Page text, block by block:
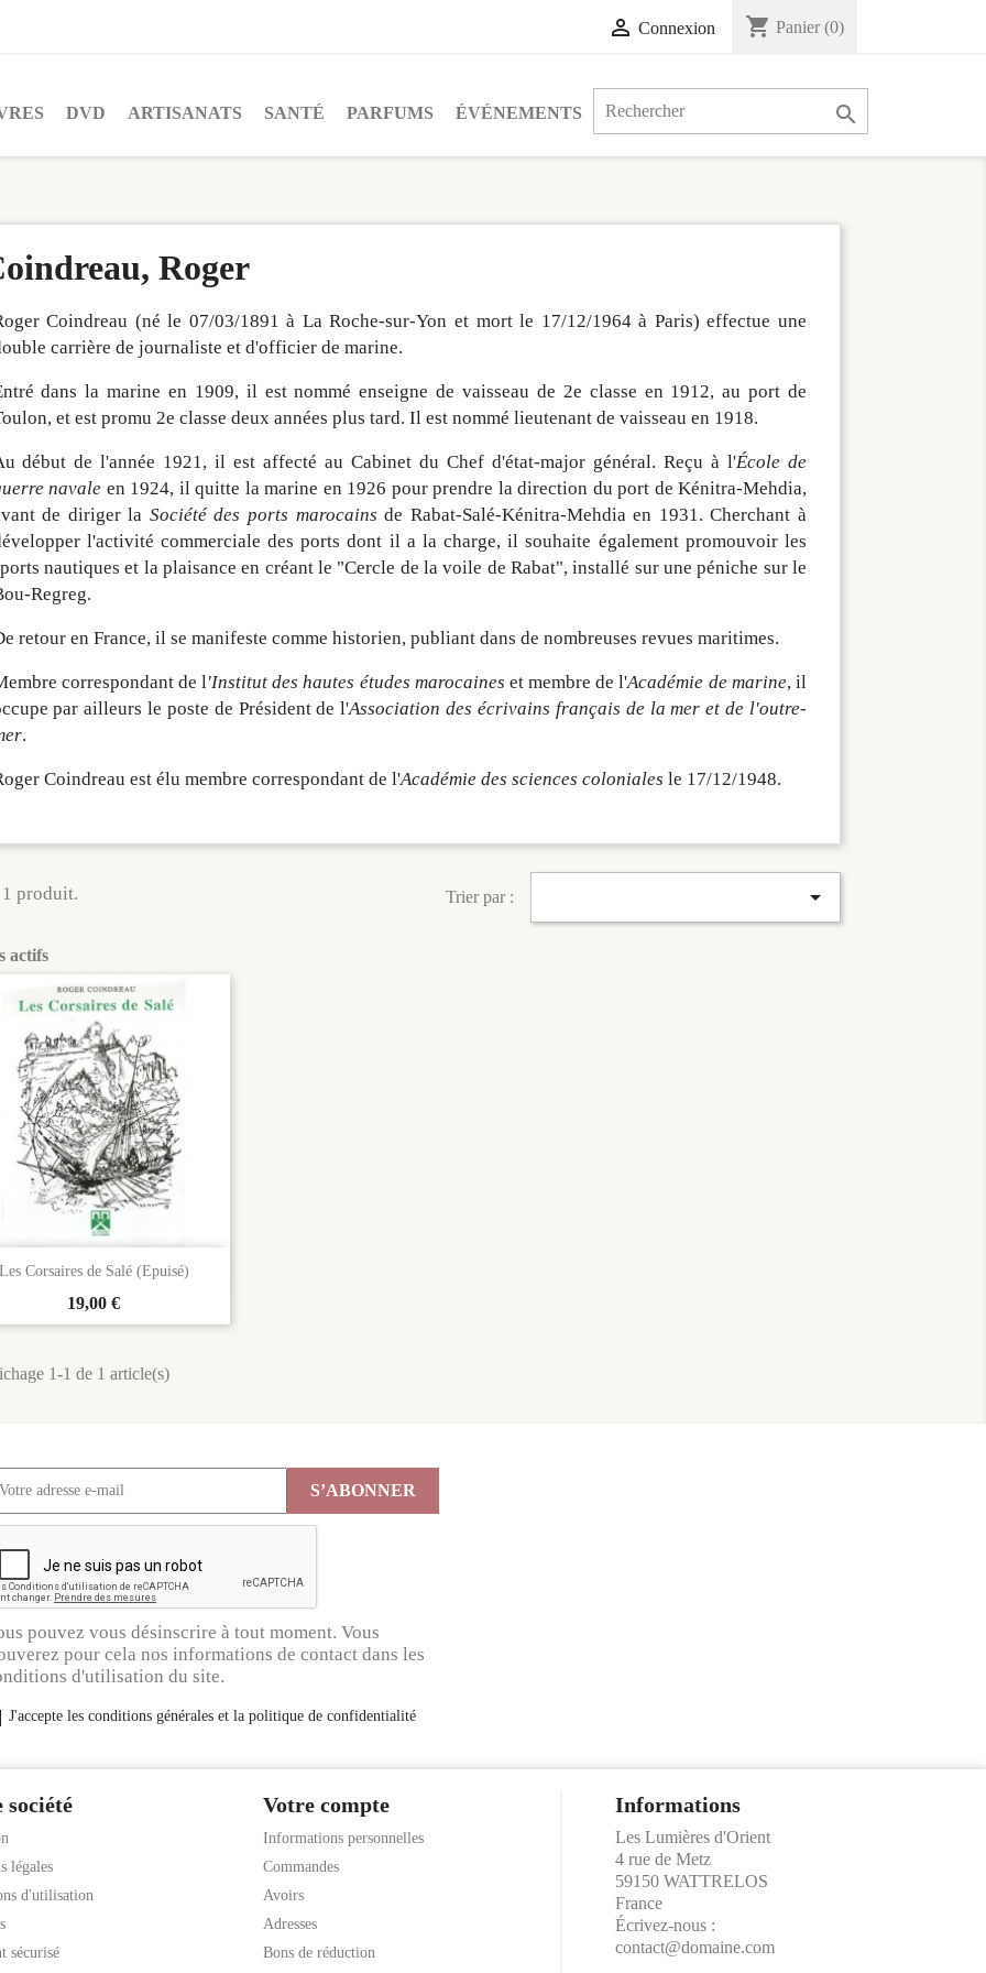
 Connexion shopping_cart Panier (0)
DVD ARTISANATS SANTÉ PARFUMS ÉVÉNEMENTS 
Roger
Coindreau (né le 07/03/1891 à La Roche-sur-Yon et mort le 17/12/1964 à Paris) effectue une
carrière de journaliste et d'officier de marine.
dans la marine en 1909, il est nommé enseigne de vaisseau de 2e classe en 1912, au port de
et est promu 2e classe deux années plus tard. Il est nommé lieutenant de vaisseau en 1918.
début de l'année 1921, il est affecté au Cabinet du Chef d'état-major général. Reçu à l'École de
navale en 1924, il quitte la marine en 1926 pour prendre la direction du port de Kénitra-Mehdia,
de diriger la Société des ports marocains de Rabat-Salé-Kénitra-Mehdia en 1931. Cherchant à
l'activité commerciale des ports dont il a la charge, il souhaite également promouvoir les
nautiques et la plaisance en créant le "Cercle de la voile de Rabat", installé sur une péniche sur le
Regreg.
retour en France, il se manifeste comme historien, publiant dans de nombreuses revues maritimes.
correspondant de l'Institut des hautes études marocaines et membre de l'Académie de marine, il
par ailleurs le poste de Président de l'Association des écrivains français de la mer et de l'outre-
.
Coindreau est élu membre correspondant de l'Académie des sciences coloniales le 17/12/1948.
produit. Trier par : 
actifs
Corsaires de Salé (Epuisé)
Prix
19,00 €
Aperçu rapide
1-1 de 1 article(s)
pouvez vous désinscrire à tout moment. Vous
pour cela nos informations de contact dans les
d'utilisation du site.
J'accepte les conditions générales et la politique de confidentialité
société
légales
d'utilisation
sécurisé
Votre compte
Informations personnelles
Commandes
Avoirs
Adresses
Bons de réduction
Informations
Les Lumières d'Orient
4 rue de Metz
59150 WATTRELOS
France
Écrivez-nous :
contact@domaine.com